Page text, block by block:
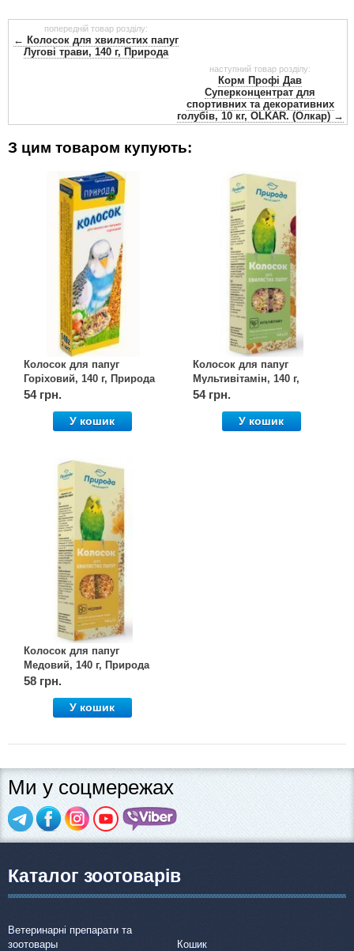
попередній товар розділу:
← Колосок для хвилястих папуг
Лугові трави, 140 г, Природа
наступний товар розділу:
Корм ​​Профі Дав
Суперконцентрат для
спортивних та декоративних
голубів, 10 кг, OLKAR. (Олкар) →
З цим товаром купують:
Колосок для папуг
Горіховий, 140 г, Природа
54 грн.
У кошик
Колосок для папуг
Мультивітамін, 140 г,
Природа
54 грн.
У кошик
Колосок для папуг
Медовий, 140 г, Природа
58 грн.
У кошик
Ми у соцмережах
Каталог зоотоварів
Ветеринарні препарати та
зоотовары
Кошик